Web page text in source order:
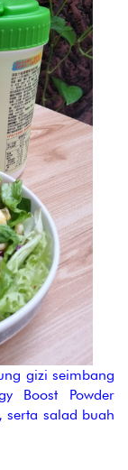
gizi seimbang
Boost Powder
serta salad buah